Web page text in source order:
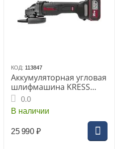
КОД: 113847
Аккумуляторная угловая
шлифмашина KRESS
KU801 BL
0.0
В наличии
25 990 ₽